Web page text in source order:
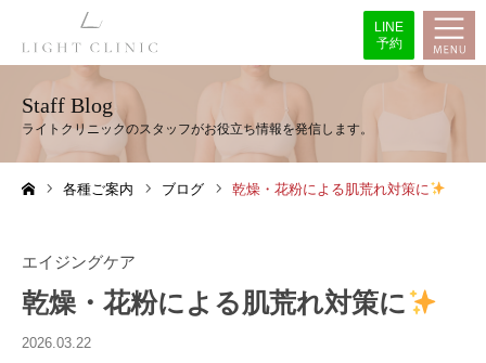
LINE
予約
Staff Blog
各種ご案内 ブログ 乾燥・花粉による肌荒れ対策に
エイジングケア
乾燥・花粉による肌荒れ対策に
2026.03.22